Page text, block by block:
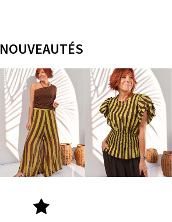
NOUVEAUTÉS